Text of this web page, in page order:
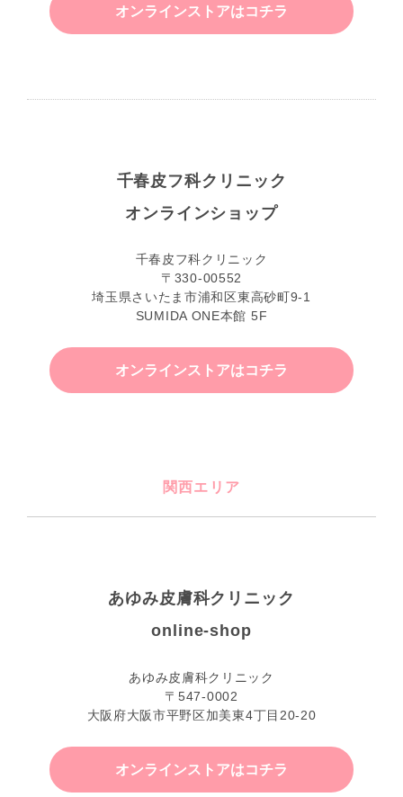
オンラインストアはコチラ
千春皮フ科クリニック
オンラインショップ
千春皮フ科クリニック
〒330-00552
埼玉県さいたま市浦和区東高砂町9-1
SUMIDA ONE本館 5F
オンラインストアはコチラ
関西エリア
あゆみ皮膚科クリニック
online-shop
あゆみ皮膚科クリニック
〒547-0002
大阪府大阪市平野区加美東4丁目20-20
オンラインストアはコチラ